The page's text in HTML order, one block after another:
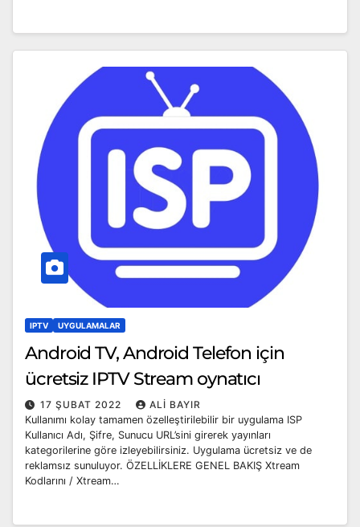
IPTV UYGULAMALAR
Android TV, Android Telefon için
ücretsiz IPTV Stream oynatıcı
17 ŞUBAT 2022
ALI BAYIR
Kullanımı kolay tamamen özelleştirilebilir bir uygulama ISP
Kullanıcı Adı, Şifre, Sunucu URL’sini girerek yayınları
kategorilerine göre izleyebilirsiniz. Uygulama ücretsiz ve de
reklamsız sunuluyor. ÖZELLİKLERE GENEL BAKIŞ Xtream
Kodlarını / Xtream…